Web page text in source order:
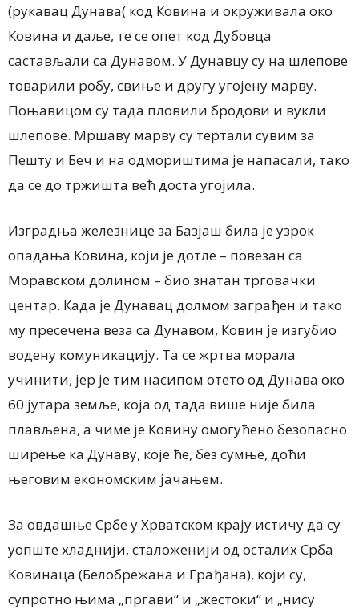
(рукавац Дунава( код Ковина и окруживала око
Ковина и даље, те се опет код Дубовца
састављали са Дунавом. У Дунавцу су на шлепове
товарили робу, свиње и другу угојену марву.
Поњавицом су тада пловили бродови и вукли
шлепове. Мршаву марву су тертали сувим за
Пешту и Беч и на одмориштима је напасали, тако
да се до тржишта већ доста угојила.
Изградња железнице за Базјаш била је узрок
опадања Ковина, који је дотле – повезан са
Моравском долином – био знатан трговачки
центар. Када је Дунавац долмом заграђен и тако
му пресечена веза са Дунавом, Ковин је изгубио
водену комуникацију. Та се жртва морала
учинити, јер је тим насипом отето од Дунава око
60 јутара земље, која од тада више није била
плављена, а чиме је Ковину омогућено безопасно
ширење ка Дунаву, које ће, без сумње, доћи
његовим економским јачањем.
За овдашње Србе у Хрватском крају истичу да су
уопште хладнији, сталоженији од осталих Срба
Ковинаца (Белобрежана и Грађана), који су,
супротно њима „пргави“ и „жестоки“ и „нису